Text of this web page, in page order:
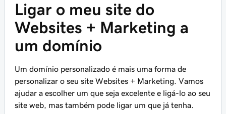
Ligar o meu site do
Websites + Marketing a
um domínio
Um domínio personalizado é mais uma forma de
personalizar o seu site Websites + Marketing. Vamos
ajudar a escolher um que seja excelente e ligá-lo ao seu
site web, mas também pode ligar um que já tenha.